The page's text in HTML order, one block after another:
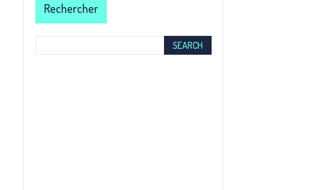
Rechercher